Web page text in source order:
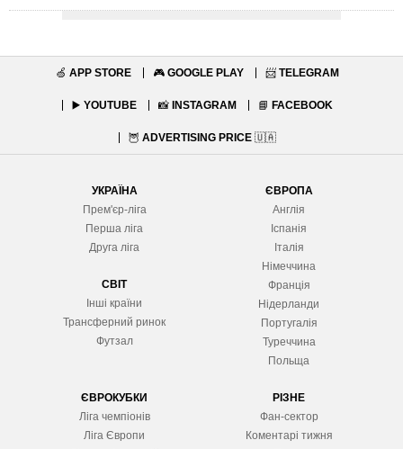
🍏 APP STORE 🎮 GOOGLE PLAY 📨 TELEGRAM
▶️ YOUTUBE 📸 INSTAGRAM 📘 FACEBOOK
🦉 ADVERTISING PRICE 🇺🇦
УКРАЇНА
Прем'єр-ліга
Перша ліга
Друга ліга
СВІТ
Інші країни
Трансферний ринок
Футзал
ЄВРОПА
Англія
Іспанія
Італія
Німеччина
Франція
Нідерланди
Португалія
Туреччина
Польща
ЄВРОКУБКИ
Ліга чемпіонів
Ліга Європи
РІЗНЕ
Фан-сектор
Коментарі тижня